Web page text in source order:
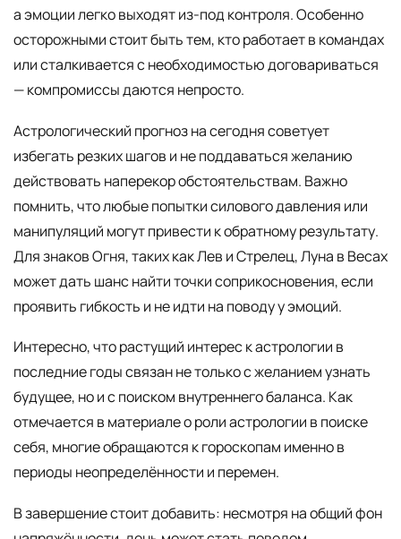
а эмоции легко выходят из-под контроля. Особенно
осторожными стоит быть тем, кто работает в командах
или сталкивается с необходимостью договариваться
— компромиссы даются непросто.
Астрологический прогноз на сегодня советует
избегать резких шагов и не поддаваться желанию
действовать наперекор обстоятельствам. Важно
помнить, что любые попытки силового давления или
манипуляций могут привести к обратному результату.
Для знаков Огня, таких как Лев и Стрелец, Луна в Весах
может дать шанс найти точки соприкосновения, если
проявить гибкость и не идти на поводу у эмоций.
Интересно, что растущий интерес к астрологии в
последние годы связан не только с желанием узнать
будущее, но и с поиском внутреннего баланса. Как
отмечается в материале о роли астрологии в поиске
себя, многие обращаются к гороскопам именно в
периоды неопределённости и перемен.
В завершение стоит добавить: несмотря на общий фон